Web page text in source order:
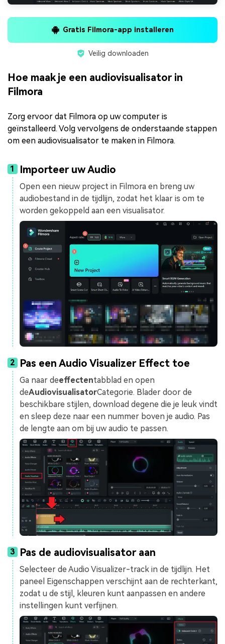
Gratis Filmora-app installeren
Veilig downloaden
Hoe maak je een audiovisualisator in
Filmora
Zorg ervoor dat Filmora op uw computer is
geïnstalleerd. Volg vervolgens de onderstaande stappen
om een audiovisualisator te maken in Filmora.
1 Importeer uw Audio
Open een nieuw project in Filmora en breng uw
audiobestand in de tijdlijn, zodat het klaar is om te
worden gekoppeld aan een visualisator.
2 Pas een Audio Visualizer Effect toe
Ga naar deeffectentabblad en open
deAudiovisualisatorCategorie. Blader door de
beschikbare stijlen, download degene die je leuk vindt
en sleep deze naar een nummer boven je audio. Pas
de lengte aan om bij uw audio te passen.
3 Pas de audiovisualisator aan
Selecteer de Audio Visualizer-track in de tijdlijn. Het
paneel Eigenschappen verschijnt aan de rechterkant,
zodat u de stijl, kleuren kunt aanpassen en andere
instellingen kunt verfijnen.